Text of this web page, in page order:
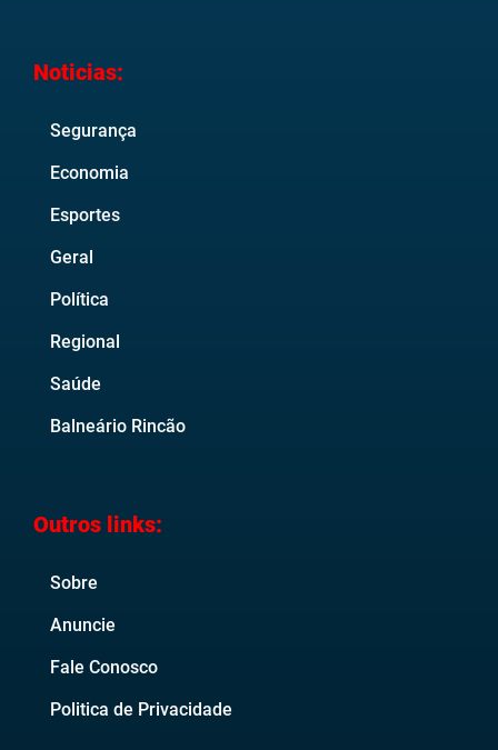
Noticias:
Segurança
Economia
Esportes
Geral
Política
Regional
Saúde
Balneário Rincão
Outros links:
Sobre
Anuncie
Fale Conosco
Politica de Privacidade